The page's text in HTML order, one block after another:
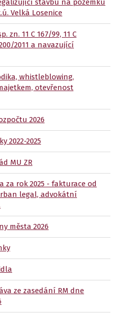
stavbu na pozemku
Velká Losenice
zn. 11 C 167/99, 11 C
2011 a navazující
whistleblowing,
otevřenost
2026
2022-2025
MU ZR
za rok 2025 - fakturace od
legal, advokátní
města 2026
ze zasedání RM dne